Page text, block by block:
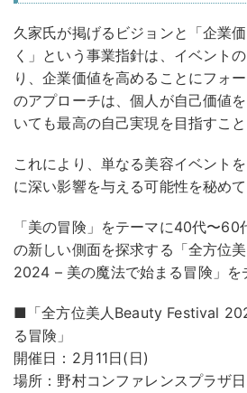
久家氏が掲げるビジョンと「企業
く」という事業指針は、イベント
り、企業価値を高めることにフォ
のアプローチは、個人が自己価値
いても最高の自己実現を目指すこと
これにより、単なる美容イベント
に深い影響を与える可能性を秘めて
「美の冒険」をテーマに40代〜60
の新しい側面を探求する「全方位
2024 – 美の魔法で始まる冒険」を
■「全方位美人Beauty Festival
る冒険」
開催日：2月11日(日)
場所：野村コンファレンスプラザ